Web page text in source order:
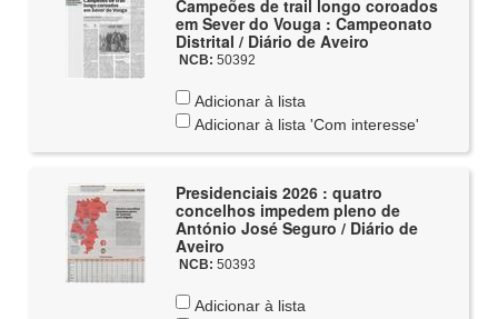
Campeões de trail longo coroados
em Sever do Vouga : Campeonato
Distrital / Diário de Aveiro
NCB: 50392
Adicionar à lista
Adicionar à lista 'Com interesse'
Presidenciais 2026 : quatro
concelhos impedem pleno de
António José Seguro / Diário de
Aveiro
NCB: 50393
Adicionar à lista